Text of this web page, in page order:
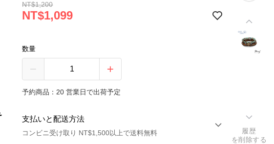
NT$1,200
NT$1,099
数量
予約商品：20 営業日で出荷予定
支払いと配送方法
コンビニ受け取り NT$1,500以上で送料無料
履歴
を削除する